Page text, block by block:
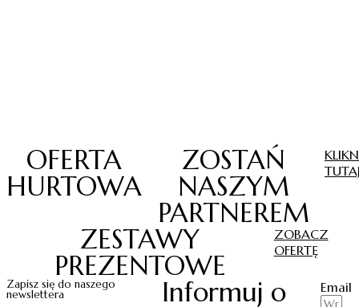
OFERTA
HURTOWA
ZOSTAŃ
NASZYM
PARTNEREM
ZESTAWY
PREZENTOWE
ZOBACZ
OFERTĘ
Zapisz się do naszego
newslettera
Informuj o
Email